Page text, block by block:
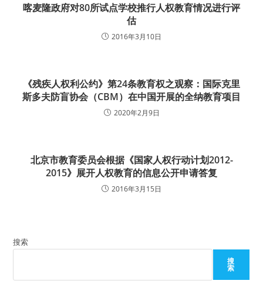
喀麦隆政府对80所试点学校推行人权教育情况进行评
估
2016年3月10日
《残疾人权利公约》第24条教育权之观察：国际克里
斯多夫防盲协会（CBM）在中国开展的全纳教育项目
2020年2月9日
北京市教育委员会根据《国家人权行动计划2012-
2015》展开人权教育的信息公开申请答复
2016年3月15日
搜索
搜
索